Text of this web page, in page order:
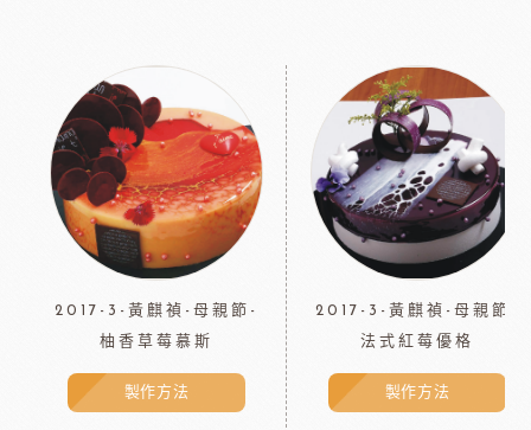
2017-3-黃麒禎-母親節-
柚香草莓慕斯
製作方法
2017-3-黃麒禎-母親節-
法式紅莓優格
製作方法